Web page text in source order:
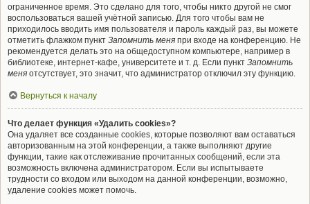
ограниченное время. Это сделано для того, чтобы никто другой не смог
воспользоваться вашей учётной записью. Для того чтобы вам не
приходилось вводить имя пользователя и пароль каждый раз, вы можете
отметить флажком пункт Запомнить меня при входе на конференцию. Не
рекомендуется делать это на общедоступном компьютере, например в
библиотеке, интернет-кафе, университете и т. д. Если пункт Запомнить
меня отсутствует, это значит, что администратор отключил эту функцию.
Вернуться к началу
Что делает функция «Удалить cookies»?
Она удаляет все созданные cookies, которые позволяют вам оставаться
авторизованным на этой конференции, а также выполняют другие
функции, такие как отслеживание прочитанных сообщений, если эта
возможность включена администратором. Если вы испытываете
трудности со входом или выходом на данной конференции, возможно,
удаление cookies может помочь.